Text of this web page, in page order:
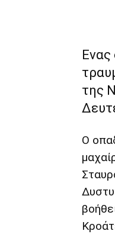
της
Ο